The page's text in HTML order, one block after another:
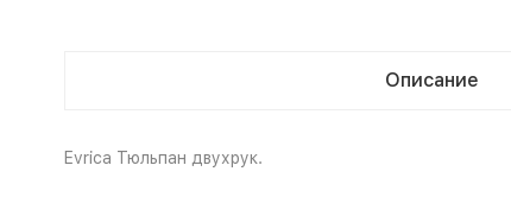
Описание
Evrica Тюльпан двухрук.